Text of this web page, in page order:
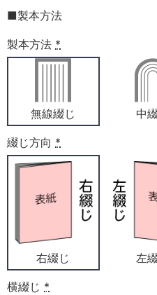
■製本方法
製本方法 *
無線綴じ 中
綴じ方向 *
右綴じ 左
横綴じ *